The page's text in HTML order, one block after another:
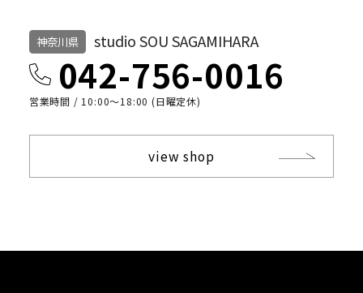
神奈川県 studio SOU SAGAMIHARA
042-756-0016
営業時間 / 10:00〜18:00 (日曜定休)
view shop